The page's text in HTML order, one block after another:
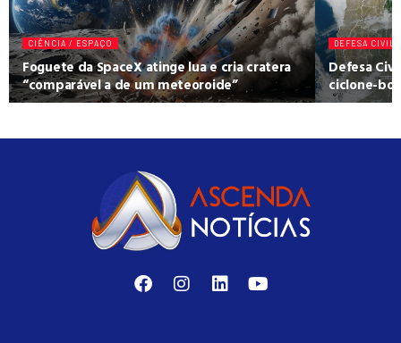
CIÊNCIA / ESPAÇO
Foguete da SpaceX atinge lua e cria cratera
“comparável a de um meteoroide”
DEFESA CIVIL
Defesa
ciclone-